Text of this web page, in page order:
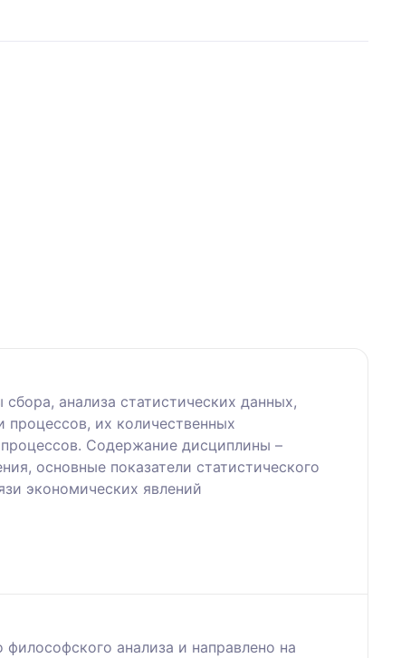
анализа статистических данных,
процессов, их количественных
Содержание дисциплины –
основные показатели статистического
экономических явлений
анализа и направлено на